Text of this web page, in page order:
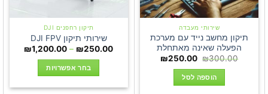
המוצר
שירותי מעבדה
תיקון מחשב נייד עם מערכת
הפעלה שאינה מאתחלת
₪300.00
המחיר
היה:
₪300.00.
₪250.00
המחיר
הוספה לסל
תיקון רחפנים DJI
שירותי תיקון DJI FPV
₪250.00
–
₪1,200.00
טווח
בחר אפשרויות